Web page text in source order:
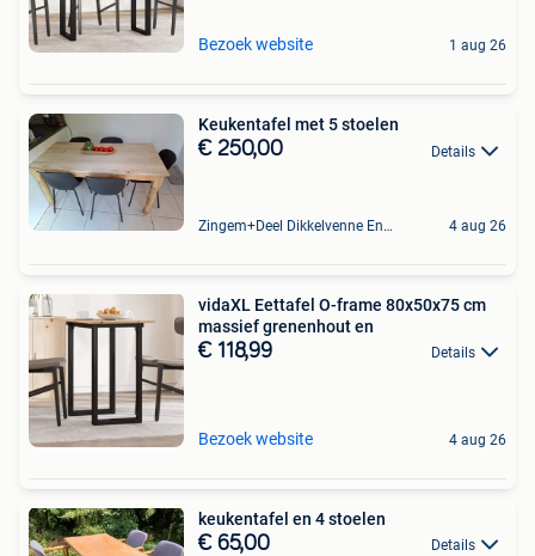
Bezoek website 1 aug 26
Keukentafel met 5 stoelen
€ 250,00 Details
Zingem+Deel Dikkelvenne En Nederzwalm-Hermelgem 4 aug 26
vidaXL Eettafel O-frame 80x50x75 cm
massief grenenhout en
€ 118,99 Details
Bezoek website 4 aug 26
keukentafel en 4 stoelen
€ 65,00 Details